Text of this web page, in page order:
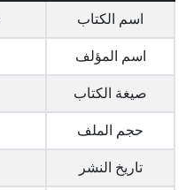
اسم الكتاب
اسم المؤلف
صيغة الكتاب
حجم الملف
تاريخ النشر